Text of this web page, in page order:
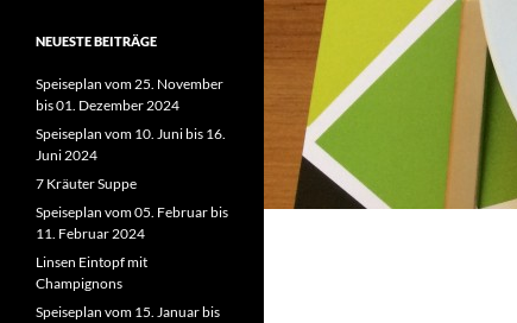
NEUESTE BEITRÄGE
Speiseplan vom 25. November
bis 01. Dezember 2024
Speiseplan vom 10. Juni bis 16.
Juni 2024
7 Kräuter Suppe
Speiseplan vom 05. Februar bis
11. Februar 2024
Linsen Eintopf mit
Champignons
Speiseplan vom 15. Januar bis